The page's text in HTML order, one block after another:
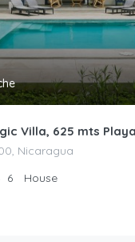
Villa, 625 mts
Nicaragua
6 House